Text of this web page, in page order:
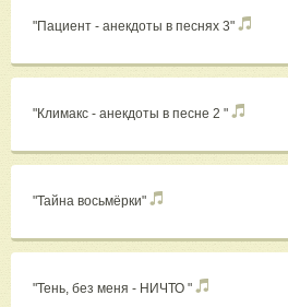
"Пациент - анекдоты в песнях 3"
"Климакс - анекдоты в песне 2 "
"Тайна восьмёрки"
"Тень, без меня - НИЧТО "